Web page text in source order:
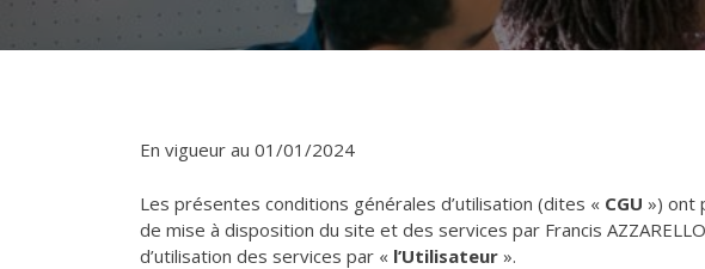
En vigueur au 01/01/2024
Les présentes conditions générales d’utilisation (dites « CGU ») ont
de mise à disposition du site et des services par Francis
d’utilisation des services par « l’Utilisateur ».